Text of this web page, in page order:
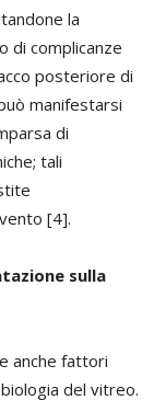
la
di complicanze
posteriore di
manifestarsi
di
tali
[4].
sulla
anche fattori
del vitreo.